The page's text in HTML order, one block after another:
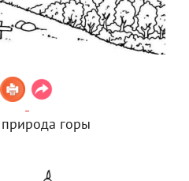
природа горы